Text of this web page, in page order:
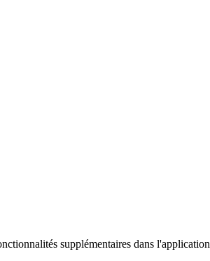
supplémentaires dans l'application